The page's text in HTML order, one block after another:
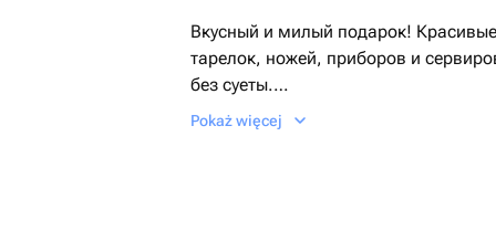
Вкусный и милый подарок!
тарелок, ножей, приборов и
без суеты.
Pokaż więcej